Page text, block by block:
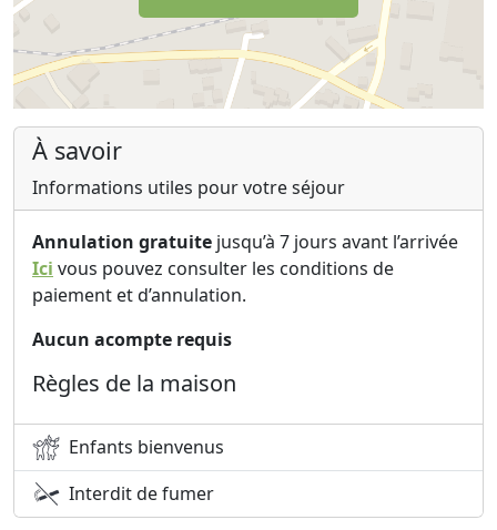
À savoir
Informations utiles pour votre séjour
Annulation gratuite jusqu’à 7 jours avant l’arrivée
Ici vous pouvez consulter les conditions de
paiement et d’annulation.
Aucun acompte requis
Règles de la maison
Enfants bienvenus
Interdit de fumer